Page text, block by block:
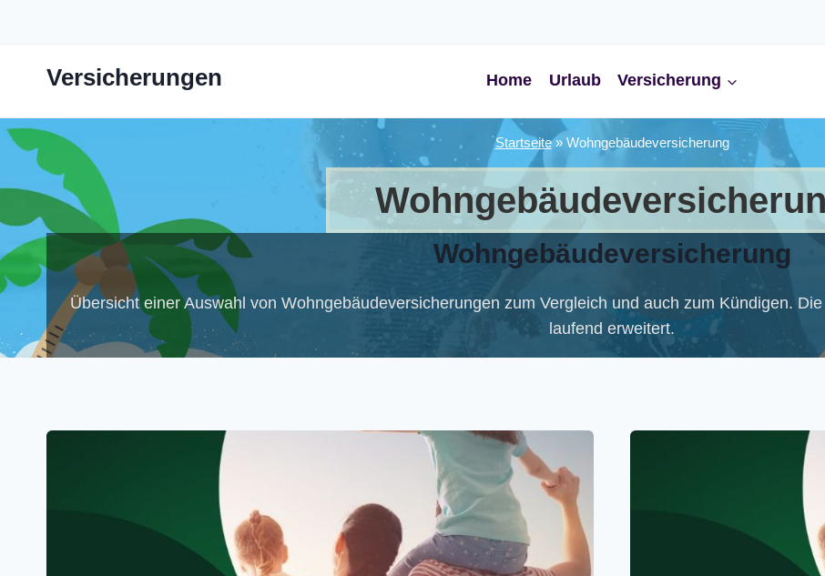
Versicherungen Home Urlaub Versicherung
Startseite» Wohngebäudeversicherung
Wohngebäudeversicherung
Übersicht einer Auswahl von Wohngebäudeversicherungen zum Vergleich und auch zum Kündigen.
laufend erweitert.